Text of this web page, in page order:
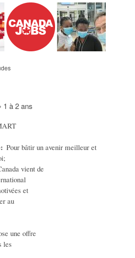
1 à 2 ans
Pour bâtir un avenir meilleur et
vient de
et
au
une offre
les